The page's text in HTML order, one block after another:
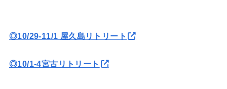
◎10/29-11/1 屋久島リトリート
◎10/1-4宮古リトリート